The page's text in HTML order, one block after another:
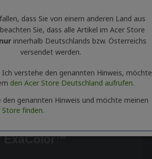
dass Sie von einem anderen Land aus
Sie, dass alle Artikel im Acer Store
nurinnerhalb Deutschlands bzw. Österreichs
versendet werden.
Ich verstehe den genannten Hinweis, möchte
den Acer Store Deutschland aufrufen.
den genannten Hinweis und möchte meinen
finden.